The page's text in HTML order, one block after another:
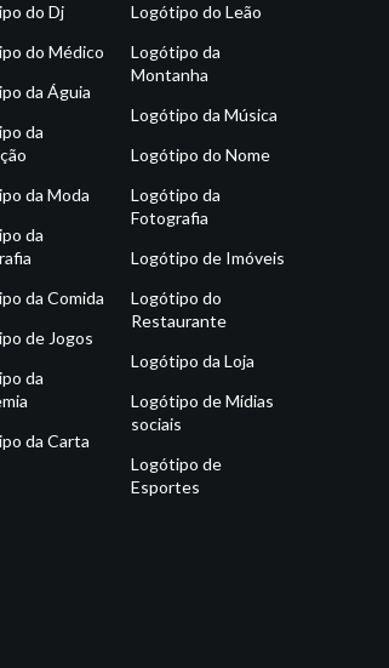
do Dj
do Médico
da Águia
da
da Moda
da
da Comida
de Jogos
da
da Carta
Logótipo do Leão
Logótipo da
Montanha
Logótipo da Música
Logótipo do Nome
Logótipo da
Fotografia
Logótipo de Imóveis
Logótipo do
Restaurante
Logótipo da Loja
Logótipo de Mídias
sociais
Logótipo de
Esportes